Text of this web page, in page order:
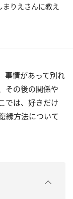
りえさんに教え
事情があって別れ
その後の関係や
では、好きだけ
縁方法について